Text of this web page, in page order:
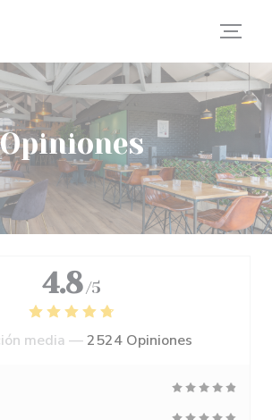
Opiniones
4.8 /5
media —2524 Opiniones